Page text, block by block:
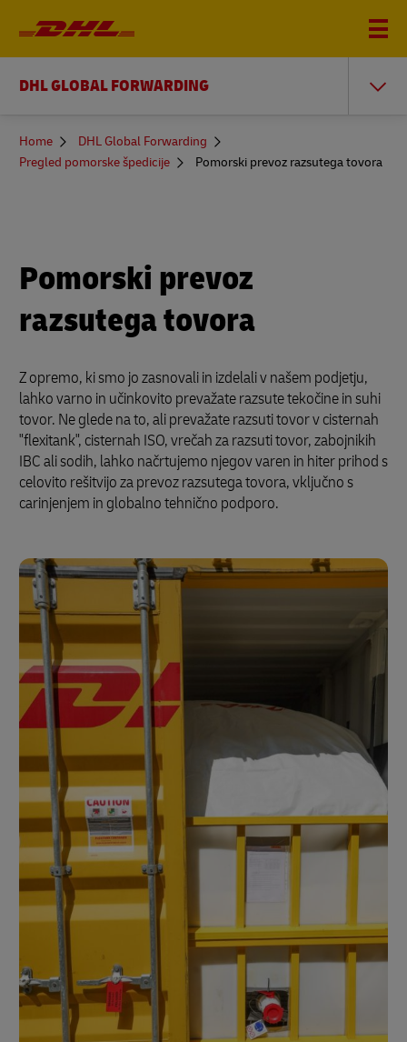
DHL GLOBAL FORWARDING
You
here
Home
DHL Global Forwarding
Pregled pomorske špedicije
Pomorski prevoz razsutega tovora
Pomorski prevoz
razsutega tovora
Z opremo, ki smo jo zasnovali in izdelali v našem podjetju,
lahko varno in učinkovito prevažate razsute tekočine in suhi
tovor. Ne glede na to, ali prevažate razsuti tovor v cisternah
"flexitank", cisternah ISO, vrečah za razsuti tovor, zabojnikih
IBC ali sodih, lahko načrtujemo njegov varen in hiter prihod s
celovito rešitvijo za prevoz razsutega tovora, vključno s
carinjenjem in globalno tehnično podporo.